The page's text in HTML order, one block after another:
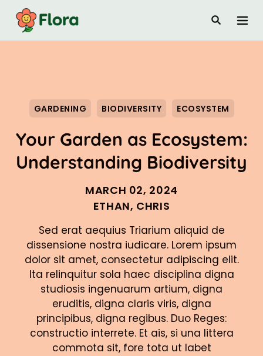
GARDENING BIODIVERSITY ECOSYSTEM
Your Garden as Ecosystem:
Understanding Biodiversity
MARCH 02, 2024
ETHAN, CHRIS
Sed erat aequius Triarium aliquid de
dissensione nostra iudicare. Lorem ipsum
dolor sit amet, consectetur adipiscing elit.
Ita relinquitur sola haec disciplina digna
studiosis ingenuarum artium, digna
eruditis, digna claris viris, digna
principibus, digna regibus. Duo Reges:
constructio interrete. Et ais, si una littera
commota sit, fore tota ut labet